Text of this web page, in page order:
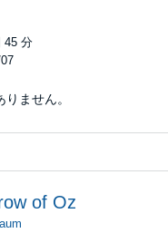
45 分
ません。
of Oz